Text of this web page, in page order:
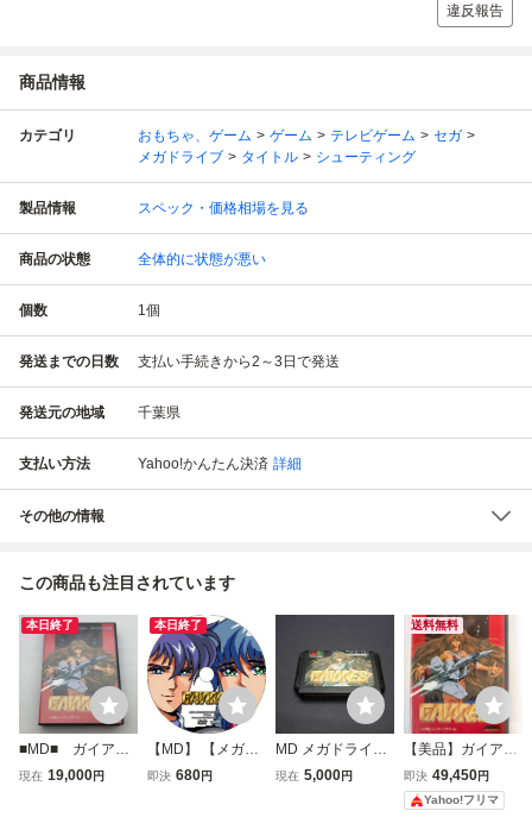
違反報告
商品情報
カテゴリ おもちゃ、ゲーム ゲーム テレビゲーム
セガ
メガドライブ
タイトル シューティング
製品情報 スペック・価格相場を見る
商品の状態 全体的に状態が悪い
個数 1個
発送までの日数 支払い手続きから2～3日で発送
発送元の地域 千葉県
支払い方法 Yahoo!かんたん決済 詳細
その他の情報
この商品も注目されています
本日終了
■MD■ ガイアレ
ス /MD029
現在 19,000円
本日終了
【MD】 【メガド
ライブ】 ガイアレ
即決 680円
MD メガドライブ
ソフト ガイアレス
現在 5,000円
送料無料
【美品】ガイアレ
ス GAIARES メガ
ドライブ MD ハガ
キ付
即決 49,450円
Yahoo!フリマ